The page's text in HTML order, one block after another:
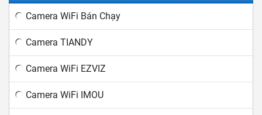
Camera WiFi Bán Chạy
Camera TIANDY
Camera WiFi EZVIZ
Camera WiFi IMOU